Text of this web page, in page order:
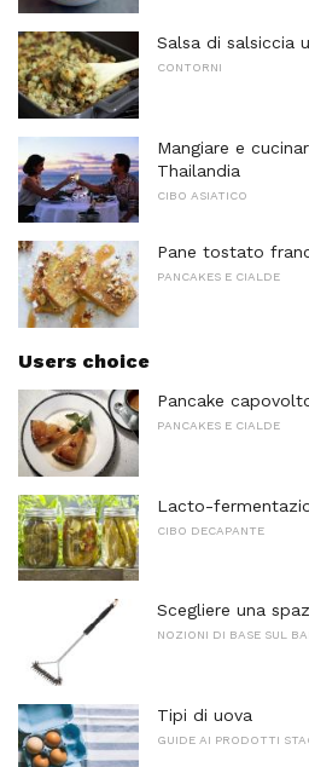
Salsa di salsiccia
CONTORNI
Mangiare e
Thailandia
CIBO ASIATICO
Pane tostato
PANCAKES E CIALDE
Users choice
Pancake
PANCAKES E CIALDE
Lacto-
CIBO DECAPANTE
Scegliere una
NOZIONI DI BASE SUL
Tipi di uova
GUIDE AI PRODOTTI